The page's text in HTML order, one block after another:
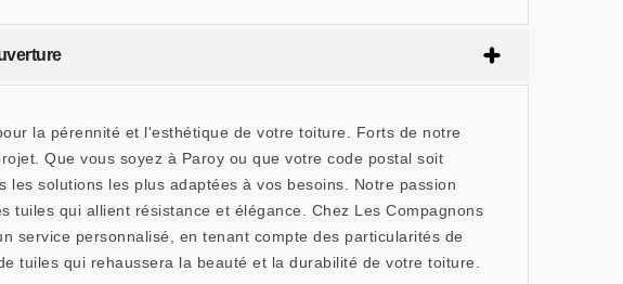
la pérennité et l'esthétique de votre toiture. Forts de notre
Que vous soyez à Paroy ou que votre code postal soit
solutions les plus adaptées à vos besoins. Notre passion
qui allient résistance et élégance. Chez Les Compagnons
service personnalisé, en tenant compte des particularités de
tuiles qui rehaussera la beauté et la durabilité de votre toiture.